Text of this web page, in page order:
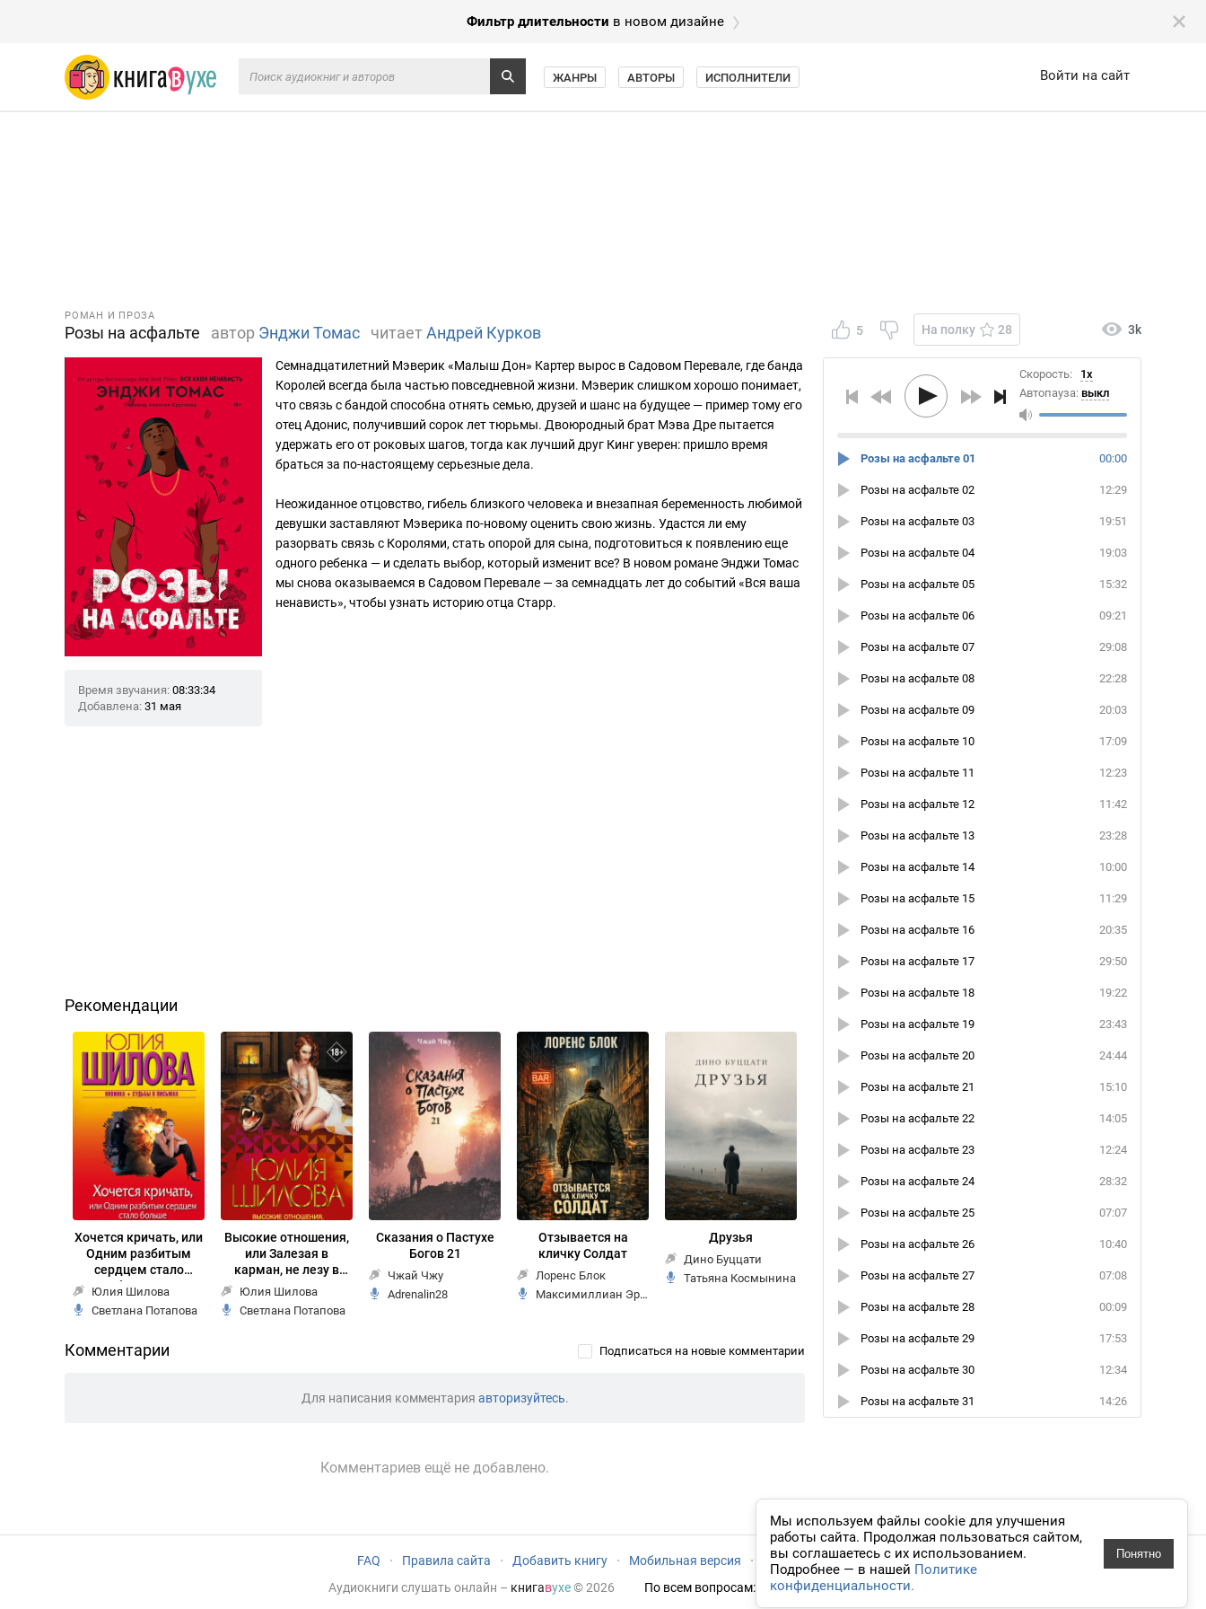
Мы используем файлы cookie для улучшения
работы сайта. Продолжая пользоваться сайтом,
вы соглашаетесь с их использованием.
Подробнее — в нашей Политике
конфиденциальности.
Понятно
Фильтр длительности в новом дизайне
Войти на сайт
ЖАНРЫ АВТОРЫ ИСПОЛНИТЕЛИ
5 На полку 28 3k
Скорость:
1x
Автопауза: выкл
00:00
Розы на асфальте 01
12:29
Розы на асфальте 02
19:51
Розы на асфальте 03
19:03
Розы на асфальте 04
15:32
Розы на асфальте 05
09:21
Розы на асфальте 06
29:08
Розы на асфальте 07
22:28
Розы на асфальте 08
20:03
Розы на асфальте 09
17:09
Розы на асфальте 10
12:23
Розы на асфальте 11
11:42
Розы на асфальте 12
23:28
Розы на асфальте 13
10:00
Розы на асфальте 14
11:29
Розы на асфальте 15
20:35
Розы на асфальте 16
29:50
Розы на асфальте 17
19:22
Розы на асфальте 18
23:43
Розы на асфальте 19
24:44
Розы на асфальте 20
15:10
Розы на асфальте 21
14:05
Розы на асфальте 22
12:24
Розы на асфальте 23
28:32
Розы на асфальте 24
07:07
Розы на асфальте 25
10:40
Розы на асфальте 26
07:08
Розы на асфальте 27
00:09
Розы на асфальте 28
17:53
Розы на асфальте 29
12:34
Розы на асфальте 30
14:26
Розы на асфальте 31
РОМАН И ПРОЗА
Розы на асфальте автор Энджи Томас читаетАндрей Курков
Время звучания: 08:33:34
Добавлена: 31 мая
Семнадцатилетний Мэверик «Малыш Дон» Картер вырос в Садовом Перевале, где банда
Королей всегда была частью повседневной жизни. Мэверик слишком хорошо понимает,
что связь с бандой способна отнять семью, друзей и шанс на будущее — пример тому его
отец Адонис, получивший сорок лет тюрьмы. Двоюродный брат Мэва Дре пытается
удержать его от роковых шагов, тогда как лучший друг Кинг уверен: пришло время
браться за по-настоящему серьезные дела.
Неожиданное отцовство, гибель близкого человека и внезапная беременность любимой
девушки заставляют Мэверика по-новому оценить свою жизнь. Удастся ли ему
разорвать связь с Королями, стать опорой для сына, подготовиться к появлению еще
одного ребенка — и сделать выбор, который изменит все? В новом романе Энджи Томас
мы снова оказываемся в Садовом Перевале — за семнадцать лет до событий «Вся ваша
ненависть», чтобы узнать историю отца Старр.
Рекомендации
Хочется кричать, или
Одним разбитым
сердцем стало
больше
Юлия Шилова
Светлана Потапова
Высокие отношения,
или Залезая в
карман, не лезу в
душу
Юлия Шилова
Светлана Потапова
Сказания о Пастухе
Богов 21
Чжай Чжу
Adrenalin28
Отзывается на
кличку Солдат
Лоренс Блок
Максимиллиан Эрлин
Друзья
Дино Буццати
Татьяна Космынина
Подписаться на новые комментарии
Комментарии
Для написания комментария авторизуйтесь.
Комментариев ещё не добавлено.
FAQ · Правила сайта · Добавить книгу · Мобильная версия ·
Новый дизайн
Аудиокниги слушать онлайн – книгавухе© 2026 По всем вопросам: admin@knigavuhe.ru